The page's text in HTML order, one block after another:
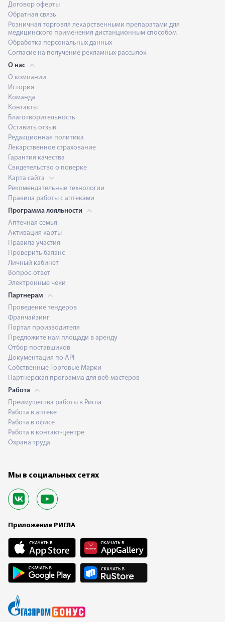
Договор оферты
Обратная связь
Розничная торговля лекарственными препаратами для
медицинского применения дистанционным способом
Обработка персональных данных
Согласие на получение рекламных рассылок
О нас
О компании
История
Команда
Контакты
Благотворительность
Оставить отзыв
Редакционная политика
Лекарственное страхование
Гарантия качества
Свидетельство о поверке
Карта сайта
Рекомендательные технологии
Правила работы с аптеками
Программа лояльности
Аптечная семья
Активация карты
Правила участия
Проверить баланс
Личный кабинет
Вопрос-ответ
Электронные чеки
Партнерам
Проведение тендеров
Франчайзинг
Портал производителя
Предложите нам площади в аренду
Отбор поставщиков
Документация по API
Собственные Торговые Марки
Партнерская программа для веб-мастеров
Работа
Преимущества работы в Ригла
Работа в аптеке
Работа в офисе
Работа в контакт-центре
Охрана труда
Мы в социальных сетях
Приложение РИГЛА